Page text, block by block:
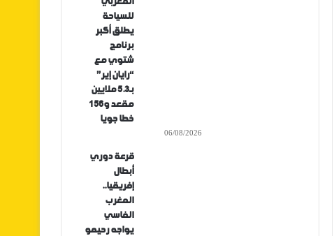
للسياحة
يطلق أكبر
برنامج
شتوي مع
“رايان إير”
بـ5.3 ملايين
مقعد و156
خطا جويا
06/08/2026
قرعة دوري
أبطال
إفريقيا..
المغرب
الفاسي
يواجه رحيمو